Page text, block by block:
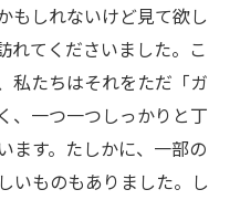
もしれないけど見て欲し
れてくださいました。こ
私たちはそれをただ「ガ
、一つ一つしっかりと丁
ます。たしかに、一部の
いものもありました。し